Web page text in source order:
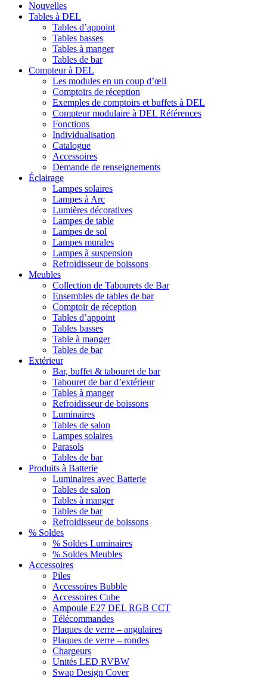
Nouvelles
Tables à DEL
Tables d’appoint
Tables basses
Tables à manger
Tables de bar
Compteur à DEL
Les modules en un coup d’œil
Comptoirs de réception
Exemples de comptoirs et buffets à DEL
Compteur modulaire à DEL Références
Fonctions
Individualisation
Catalogue
Accessoires
Demande de renseignements
Éclairage
Lampes solaires
Lampes à Arc
Lumières décoratives
Lampes de table
Lampes de sol
Lampes murales
Lampes à suspension
Refroidisseur de boissons
Meubles
Collection de Tabourets de Bar
Ensembles de tables de bar
Comptoir de réception
Tables d’appoint
Tables basses
Table à manger
Tables de bar
Extérieur
Bar, buffet & tabouret de bar
Tabouret de bar d’extérieur
Tables à manger
Refroidisseur de boissons
Luminaires
Tables de salon
Lampes solaires
Parasols
Tables de bar
Produits à Batterie
Luminaires avec Batterie
Tables de salon
Tables à manger
Tables de bar
Refroidisseur de boissons
% Soldes
% Soldes Luminaires
% Soldes Meubles
Accessoires
Piles
Accessoires Bubble
Accessoires Cube
Ampoule E27 DEL RGB CCT
Télécommandes
Plaques de verre – angulaires
Plaques de verre – rondes
Chargeurs
Unités LED RVBW
Swap Design Cover